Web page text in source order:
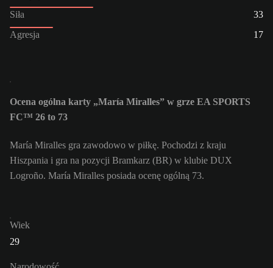
Siła
33
Agresja
17
Ocena ogólna karty „María Miralles” w grze EA SPORTS
FC™ 26 to 73
María Miralles gra zawodowo w piłkę. Pochodzi z kraju
Hiszpania i gra na pozycji Bramkarz (BR) w klubie DUX
Logroño. María Miralles posiada ocenę ogólną 73.
Wiek
29